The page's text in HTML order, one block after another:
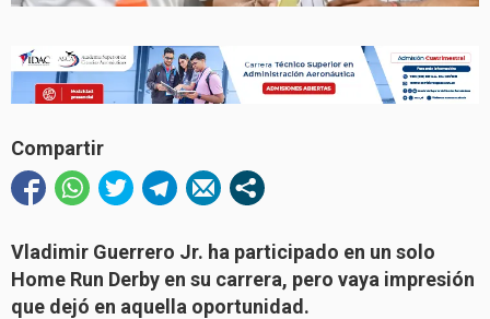
Compartir
Vladimir Guerrero Jr. ha participado en un solo
Home Run Derby en su carrera, pero vaya impresión
que dejó en aquella oportunidad.